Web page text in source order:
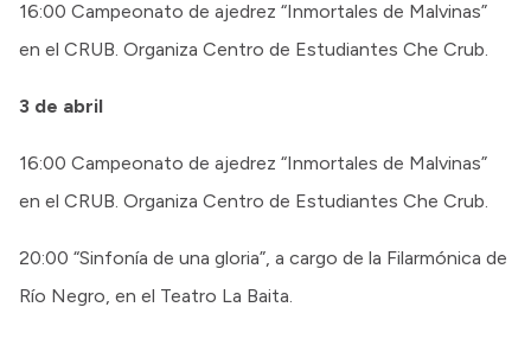
16:00 Campeonato de ajedrez “Inmortales de Malvinas”
en el CRUB. Organiza Centro de Estudiantes Che Crub.
3 de abril
16:00 Campeonato de ajedrez “Inmortales de Malvinas”
en el CRUB. Organiza Centro de Estudiantes Che Crub.
20:00 “Sinfonía de una gloria”, a cargo de la Filarmónica de
Río Negro, en el Teatro La Baita.